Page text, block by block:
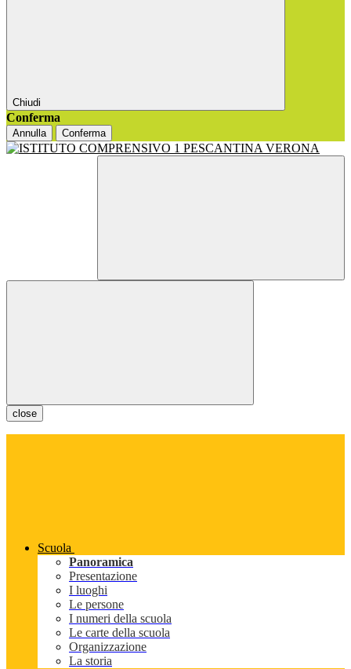
Chiudi
Conferma
Annulla Conferma
close
Scuola
Panoramica
Presentazione
I luoghi
Le persone
I numeri della scuola
Le carte della scuola
Organizzazione
La storia